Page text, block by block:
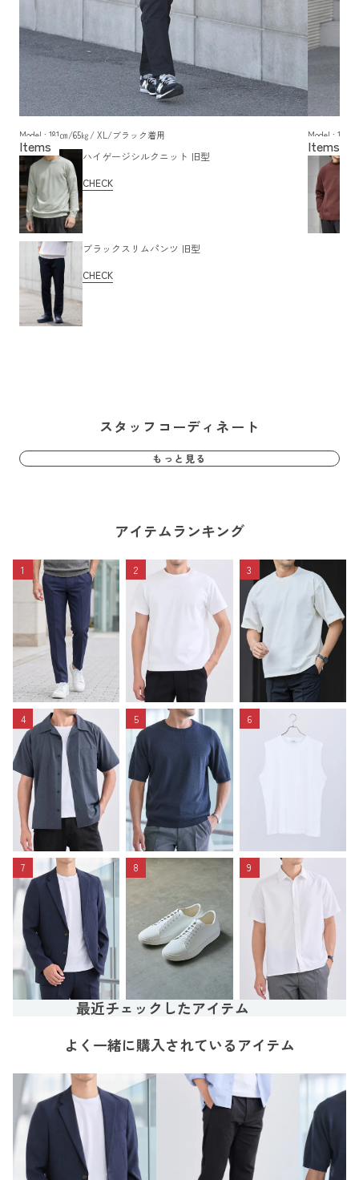
Model : 181㎝/65㎏/ XL/ブラック着用
ハイゲージシルクニット 旧型
CHECK
ブラックスリムパンツ 旧型
CHECK
Model : 181
スタッフコーディネート
もっと見る
アイテムランキング
1 2 3
4 5 6
7 8 9
最近チェックしたアイテム
よく一緒に購入されているアイテム